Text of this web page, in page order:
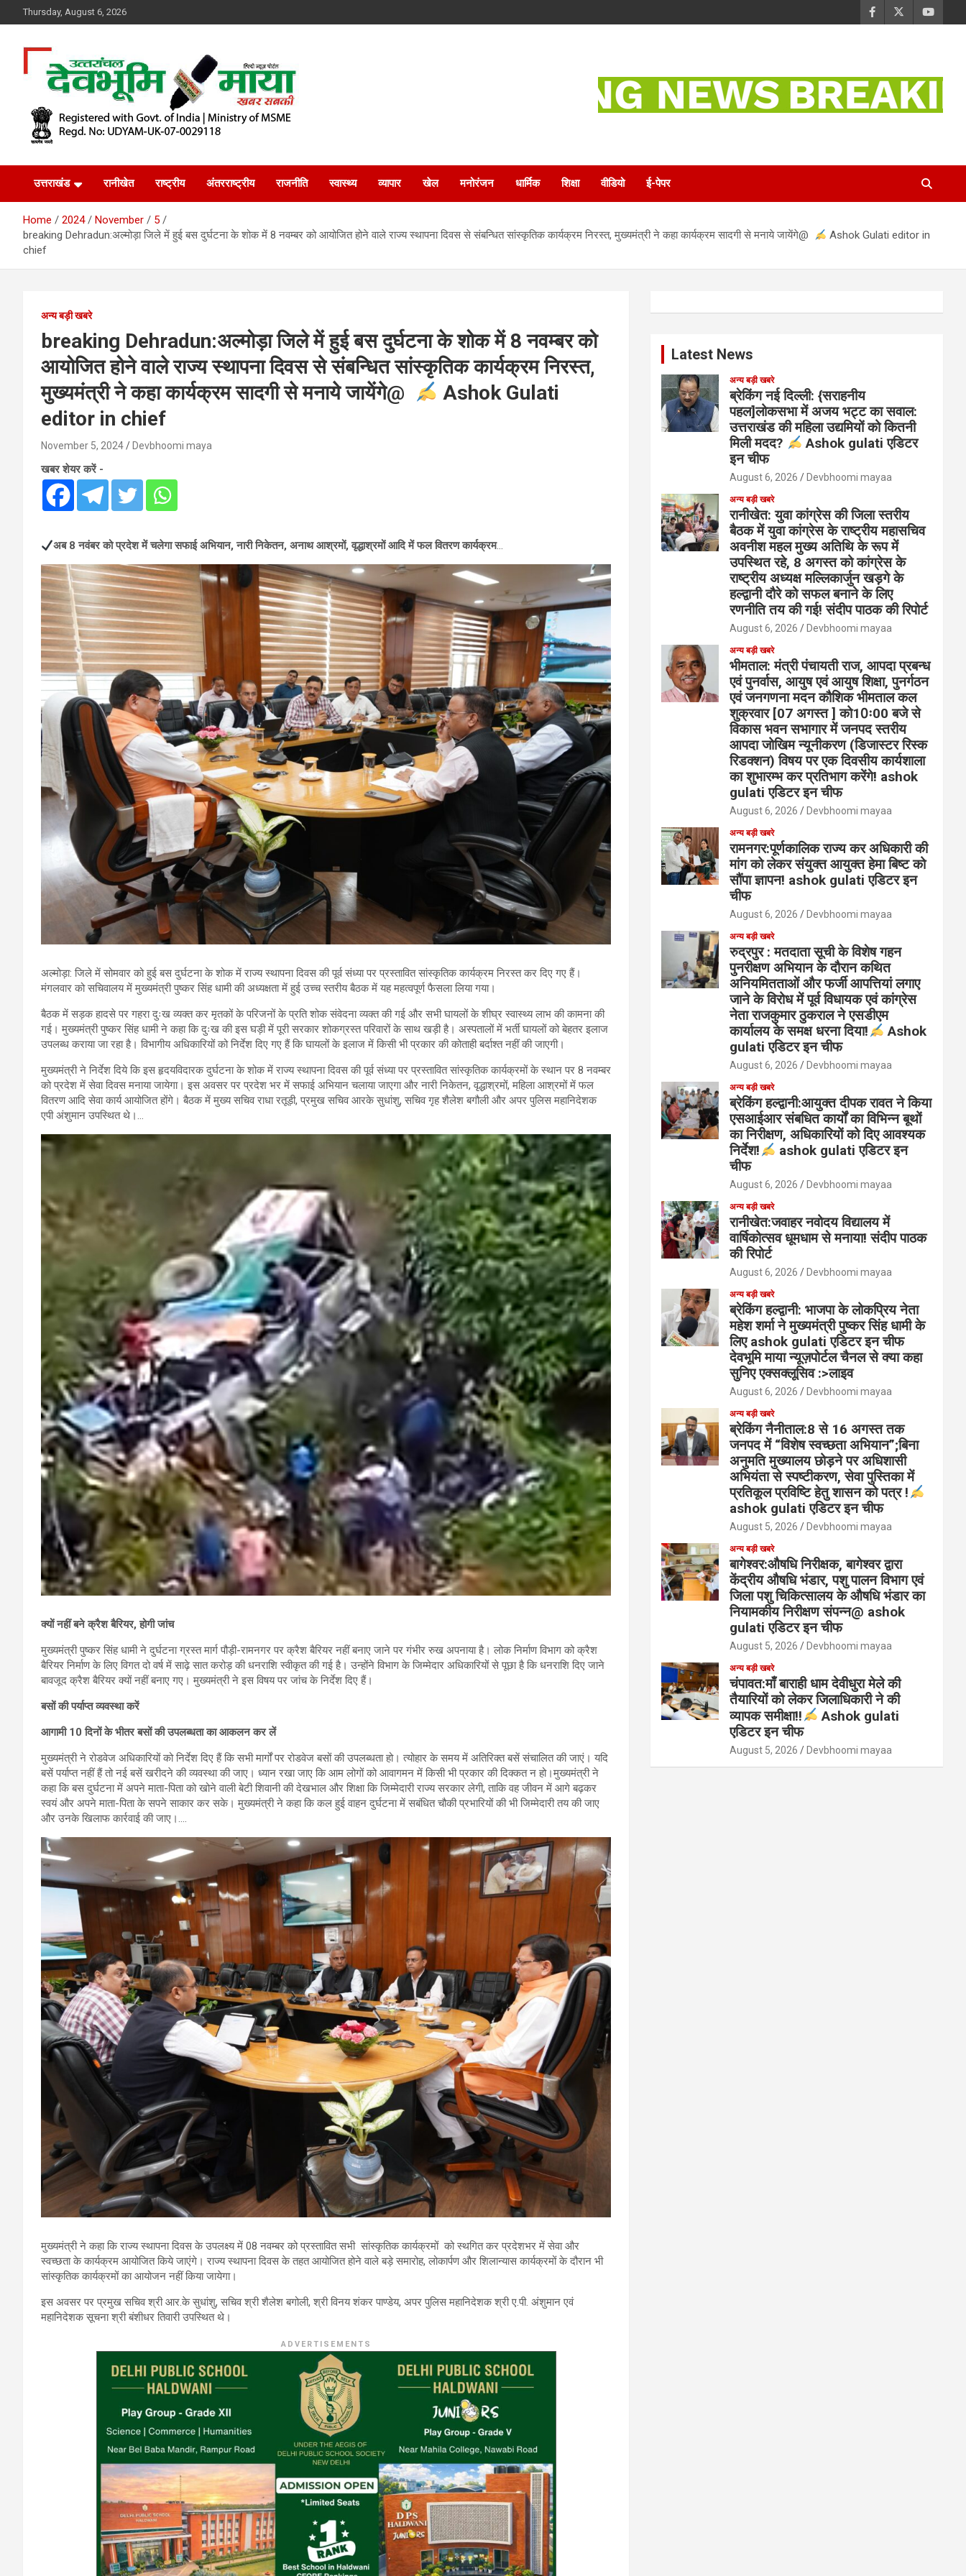
to
Thursday, August 6, 2026
Dev Bhoomi Maya
उत्तराखंड रानीखेत राष्ट्रीय अंतरराष्ट्रीय राजनीति स्वास्थ्य व्यापार खेल मनोरंजन धार्मिक शिक्षा वीडियो ई-पेपर
Home 2024 November
5
breaking Dehradun:अल्मोड़ा जिले में हुई बस दुर्घटना के शोक में 8 नवम्बर को आयोजित होने वाले राज्य स्थापना दिवस से संबन्धित सांस्कृतिक कार्यक्रम निरस्त, मुख्यमंत्री ने कहा कार्यक्रम सादगी से मनाये जायेंगे@
Ashok Gulati editor in
chief
अन्य बड़ी खबरे
breaking Dehradun:अल्मोड़ा जिले में हुई बस दुर्घटना के शोक में 8 नवम्बर को
आयोजित होने वाले राज्य स्थापना दिवस से संबन्धित सांस्कृतिक कार्यक्रम निरस्त,
मुख्यमंत्री ने कहा कार्यक्रम सादगी से मनाये जायेंगे@
Ashok Gulati
editor in chief
November 5, 2024 Devbhoomi maya
खबर शेयर करें -
अब 8 नवंबर को प्रदेश में चलेगा सफाई अभियान, नारी निकेतन, अनाथ आश्रमों, वृद्धाश्रमों आदि में फल वितरण कार्यक्रम…
अल्मोड़ा: जिले में सोमवार को हुई बस दुर्घटना के शोक में राज्य स्थापना दिवस की पूर्व संध्या पर प्रस्तावित सांस्कृतिक कार्यक्रम निरस्त कर दिए गए हैं।
मंगलवार को सचिवालय में मुख्यमंत्री पुष्कर सिंह धामी की अध्यक्षता में हुई उच्च स्तरीय बैठक में यह महत्वपूर्ण फैसला लिया गया।
बैठक में सड़क हादसे पर गहरा दुःख व्यक्त कर मृतकों के परिजनों के प्रति शोक संवेदना व्यक्त की गई और सभी घायलों के शीघ्र स्वास्थ्य लाभ की कामना की
गई। मुख्यमंत्री पुष्कर सिंह धामी ने कहा कि दुःख की इस घड़ी में पूरी सरकार शोकग्रस्त परिवारों के साथ खड़ी है। अस्पतालों में भर्ती घायलों को बेहतर इलाज
उपलब्ध कराया जा रहा है। विभागीय अधिकारियों को निर्देश दिए गए हैं कि घायलों के इलाज में किसी भी प्रकार की कोताही बर्दाश्त नहीं की जाएगी।
मुख्यमंत्री ने निर्देश दिये कि इस हृदयविदारक दुर्घटना के शोक में राज्य स्थापना दिवस की पूर्व संध्या पर प्रस्तावित सांस्कृतिक कार्यक्रमों के स्थान पर 8 नवम्बर
को प्रदेश में सेवा दिवस मनाया जायेगा। इस अवसर पर प्रदेश भर में सफाई अभियान चलाया जाएगा और नारी निकेतन, वृद्धाश्रमों, महिला आश्रमों में फल
वितरण आदि सेवा कार्य आयोजित होंगे। बैठक में मुख्य सचिव राधा रतूड़ी, प्रमुख सचिव आरके सुधांशु, सचिव गृह शैलेश बगौली और अपर पुलिस महानिदेशक
एपी अंशुमान उपस्थित थे।…
क्यों नहीं बने क्रैश बैरियर, होगी जांच
मुख्यमंत्री पुष्कर सिंह धामी ने दुर्घटना ग्रस्त मार्ग पौड़ी-रामनगर पर क्रैश बैरियर नहीं बनाए जाने पर गंभीर रुख अपनाया है। लोक निर्माण विभाग को क्रैश
बैरियर निर्माण के लिए विगत दो वर्ष में साढ़े सात करोड़ की धनराशि स्वीकृत की गई है। उन्होंने विभाग के जिम्मेदार अधिकारियों से पूछा है कि धनराशि दिए जाने
बावजूद क्रैश बैरियर क्यों नहीं बनाए गए। मुख्यमंत्री ने इस विषय पर जांच के निर्देश दिए हैं।
बसों की पर्याप्त व्यवस्था करें
आगामी 10 दिनों के भीतर बसों की उपलब्धता का आकलन कर लें
मुख्यमंत्री ने रोडवेज अधिकारियों को निर्देश दिए हैं कि सभी मार्गों पर रोडवेज बसों की उपलब्धता हो। त्योहार के समय में अतिरिक्त बसें संचालित की जाएं। यदि
बसें पर्याप्त नहीं हैं तो नई बसें खरीदने की व्यवस्था की जाए। ध्यान रखा जाए कि आम लोगों को आवागमन में किसी भी प्रकार की दिक्कत न हो।मुख्यमंत्री ने
कहा कि बस दुर्घटना में अपने माता-पिता को खोने वाली बेटी शिवानी की देखभाल और शिक्षा कि जिम्मेदारी राज्य सरकार लेगी, ताकि वह जीवन में आगे बढ़कर
स्वयं और अपने माता-पिता के सपने साकार कर सके। मुख्यमंत्री ने कहा कि कल हुई वाहन दुर्घटना में सबंधित चौकी प्रभारियों की भी जिम्मेदारी तय की जाए
और उनके खिलाफ कार्रवाई की जाए।….
मुख्यमंत्री ने कहा कि राज्य स्थापना दिवस के उपलक्ष्य में 08 नवम्बर को प्रस्तावित सभी सांस्कृतिक कार्यक्रमों को स्थगित कर प्रदेशभर में सेवा और
स्वच्छता के कार्यक्रम आयोजित किये जाएंगे। राज्य स्थापना दिवस के तहत आयोजित होने वाले बड़े समारोह, लोकार्पण और शिलान्यास कार्यक्रमों के दौरान भी
सांस्कृतिक कार्यक्रमों का आयोजन नहीं किया जायेगा।
इस अवसर पर प्रमुख सचिव श्री आर.के सुधांशु, सचिव श्री शैलेश बगोली, श्री विनय शंकर पाण्डेय, अपर पुलिस महानिदेशक श्री ए.पी. अंशुमान एवं
महानिदेशक सूचना श्री बंशीधर तिवारी उपस्थित थे।
ADVERTISEMENTS
Latest News
अन्य बड़ी खबरे
ब्रेकिंग नई दिल्ली: {सराहनीय
पहल]लोकसभा में अजय भट्ट का सवाल:
उत्तराखंड की महिला उद्यमियों को कितनी
मिली मदद?
Ashok gulati एडिटर
इन चीफ
August 6, 2026 Devbhoomi mayaa
अन्य बड़ी खबरे
रानीखेत: युवा कांग्रेस की जिला स्तरीय
बैठक में युवा कांग्रेस के राष्ट्रीय महासचिव
अवनीश महल मुख्य अतिथि के रूप में
उपस्थित रहे, 8 अगस्त को कांग्रेस के
राष्ट्रीय अध्यक्ष मल्लिकार्जुन खड़गे के
हल्द्वानी दौरे को सफल बनाने के लिए
रणनीति तय की गई! संदीप पाठक की रिपोर्ट
August 6, 2026 Devbhoomi mayaa
अन्य बड़ी खबरे
भीमताल: मंत्री पंचायती राज, आपदा प्रबन्ध
एवं पुनर्वास, आयुष एवं आयुष शिक्षा, पुनर्गठन
एवं जनगणना मदन कौशिक भीमताल कल
शुक्रवार [07 अगस्त ] को10ः00 बजे से
विकास भवन सभागार में जनपद स्तरीय
आपदा जोखिम न्यूनीकरण (डिजास्टर रिस्क
रिडक्शन) विषय पर एक दिवसीय कार्यशाला
का शुभारम्भ कर प्रतिभाग करेंगे! ashok
gulati एडिटर इन चीफ
August 6, 2026 Devbhoomi mayaa
अन्य बड़ी खबरे
रामनगर:पूर्णकालिक राज्य कर अधिकारी की
मांग को लेकर संयुक्त आयुक्त हेमा बिष्ट को
सौंपा ज्ञापन! ashok gulati एडिटर इन
चीफ
August 6, 2026 Devbhoomi mayaa
अन्य बड़ी खबरे
रुद्रपुर : मतदाता सूची के विशेष गहन
पुनरीक्षण अभियान के दौरान कथित
अनियमितताओं और फर्जी आपत्तियां लगाए
जाने के विरोध में पूर्व विधायक एवं कांग्रेस
नेता राजकुमार ठुकराल ने एसडीएम
कार्यालय के समक्ष धरना दिया!
Ashok
gulati एडिटर इन चीफ
August 6, 2026 Devbhoomi mayaa
अन्य बड़ी खबरे
ब्रेकिंग हल्द्वानी:आयुक्त दीपक रावत ने किया
एसआईआर संबधित कार्यों का विभिन्न बूथों
का निरीक्षण, अधिकारियों को दिए आवश्यक
निर्देश!
ashok gulati एडिटर इन
चीफ
August 6, 2026 Devbhoomi mayaa
अन्य बड़ी खबरे
रानीखेत:जवाहर नवोदय विद्यालय में
वार्षिकोत्सव धूमधाम से मनाया! संदीप पाठक
की रिपोर्ट
August 6, 2026 Devbhoomi mayaa
अन्य बड़ी खबरे
ब्रेकिंग हल्द्वानी: भाजपा के लोकप्रिय नेता
महेश शर्मा ने मुख्यमंत्री पुष्कर सिंह धामी के
लिए ashok gulati एडिटर इन चीफ
देवभूमि माया न्यूज़पोर्टल चैनल से क्या कहा
सुनिए एक्सक्लूसिव :>लाइव
August 6, 2026 Devbhoomi mayaa
अन्य बड़ी खबरे
ब्रेकिंग नैनीताल:8 से 16 अगस्त तक
जनपद में “विशेष स्वच्छता अभियान”;बिना
अनुमति मुख्यालय छोड़ने पर अधिशासी
अभियंता से स्पष्टीकरण, सेवा पुस्तिका में
प्रतिकूल प्रविष्टि हेतु शासन को पत्र !
ashok gulati एडिटर इन चीफ
August 5, 2026 Devbhoomi mayaa
अन्य बड़ी खबरे
बागेश्वर:औषधि निरीक्षक, बागेश्वर द्वारा
केंद्रीय औषधि भंडार, पशु पालन विभाग एवं
जिला पशु चिकित्सालय के औषधि भंडार का
नियामकीय निरीक्षण संपन्न@ ashok
gulati एडिटर इन चीफ
August 5, 2026 Devbhoomi mayaa
अन्य बड़ी खबरे
चंपावत:माँ बाराही धाम देवीधुरा मेले की
तैयारियों को लेकर जिलाधिकारी ने की
व्यापक समीक्षा!!
Ashok gulati
एडिटर इन चीफ
August 5, 2026 Devbhoomi mayaa